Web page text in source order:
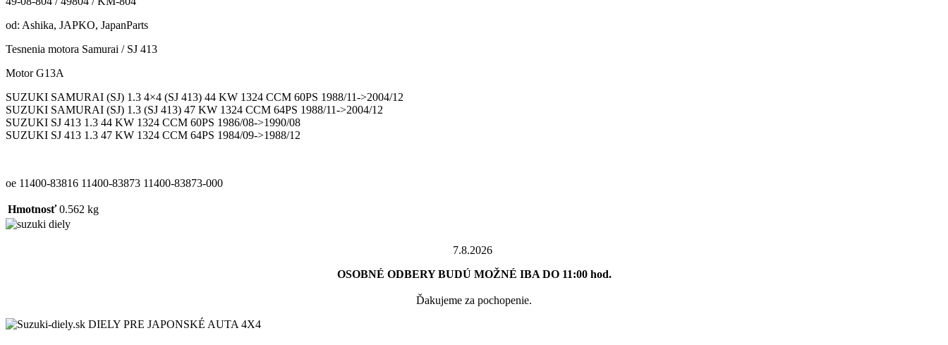
od: Ashika, JAPKO, JapanParts
Tesnenia motora Samurai / SJ 413
Motor G13A
SUZUKI SAMURAI (SJ) 1.3 4×4 (SJ 413) 44 KW 1324 CCM 60PS 1988/11->2004/12
SUZUKI SAMURAI (SJ) 1.3 (SJ 413) 47 KW 1324 CCM 64PS 1988/11->2004/12
SUZUKI SJ 413 1.3 44 KW 1324 CCM 60PS 1986/08->1990/08
SUZUKI SJ 413 1.3 47 KW 1324 CCM 64PS 1984/09->1988/12
oe 11400-83816 11400-83873 11400-83873-000
Hmotnosť 0.562 kg
7.8.2026
OSOBNÉ ODBERY BUDÚ MOŽNÉ IBA DO 11:00 hod.
Ďakujeme za pochopenie.
DIELY PRE JAPONSKÉ AUTA 4X4